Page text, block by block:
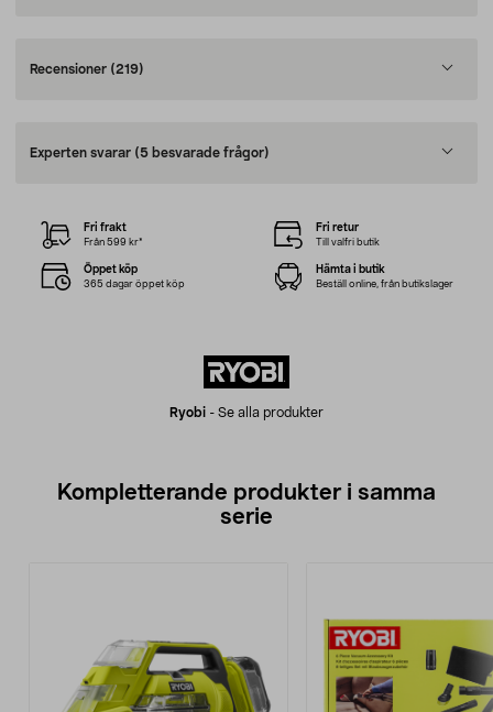
Recensioner (219)
Experten svarar (5 besvarade frågor)
Ryobi - Se alla produkter
Fri frakt
Från 599 kr*
Fri retur
Till valfri butik
Öppet köp
365 dagar öppet köp
Hämta i butik
Beställ online, från butikslager
Kompletterande produkter i samma
serie